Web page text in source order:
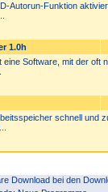
Autorun-Funktion
1.0h
Software, mit der oft
schnell und
Download bei den